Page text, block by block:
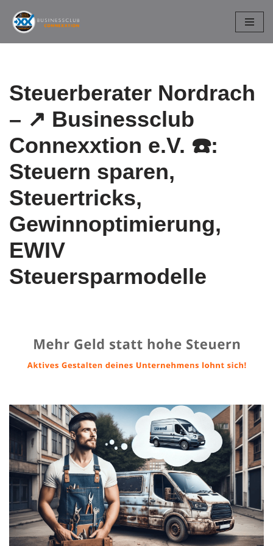
Zum
Steuerberater Nordrach
– ↗️ Businessclub
Connexxtion e.V. ☎️:
Steuern sparen,
Steuertricks,
Gewinnoptimierung,
EWIV
Steuersparmodelle